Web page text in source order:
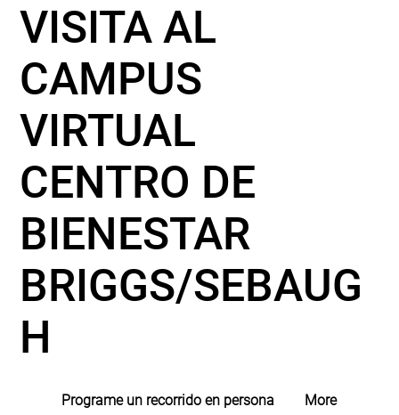
VISITA AL
CAMPUS
VIRTUAL
CENTRO DE
BIENESTAR
BRIGGS/SEBAUG
H
Programe un recorrido en persona More